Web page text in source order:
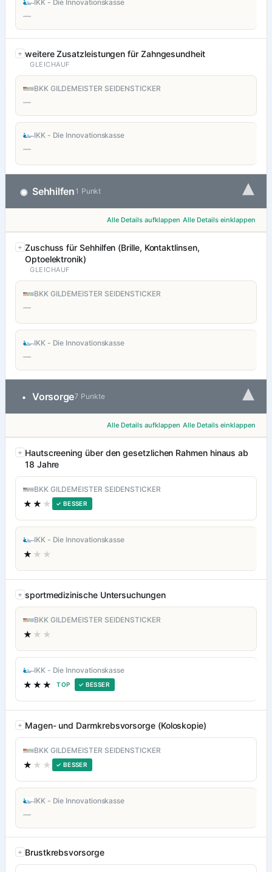
IKK - Die Innovationskasse
—
weitere Zusatzleistungen für Zahngesundheit
GLEICHAUF
BKK GILDEMEISTER SEIDENSTICKER
—
IKK - Die Innovationskasse
—
◉ Sehhilfen 1 Punkt ▾
Alle Details aufklappen Alle Details einklappen
Zuschuss für Sehhilfen (Brille, Kontaktlinsen,
Optoelektronik)
GLEICHAUF
BKK GILDEMEISTER SEIDENSTICKER
—
IKK - Die Innovationskasse
—
• Vorsorge7 Punkte ▾
Alle Details aufklappen Alle Details einklappen
Hautscreening über den gesetzlichen Rahmen hinaus ab
18 Jahre
BKK GILDEMEISTER SEIDENSTICKER
★★ ★ ✓ BESSER
IKK - Die Innovationskasse
★ ★★
sportmedizinische Untersuchungen
BKK GILDEMEISTER SEIDENSTICKER
★ ★★
IKK - Die Innovationskasse
★★★ TOP ✓ BESSER
Magen- und Darmkrebsvorsorge (Koloskopie)
BKK GILDEMEISTER SEIDENSTICKER
★ ★★ ✓ BESSER
IKK - Die Innovationskasse
—
Brustkrebsvorsorge